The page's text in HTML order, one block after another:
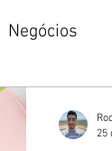
Negócios
25